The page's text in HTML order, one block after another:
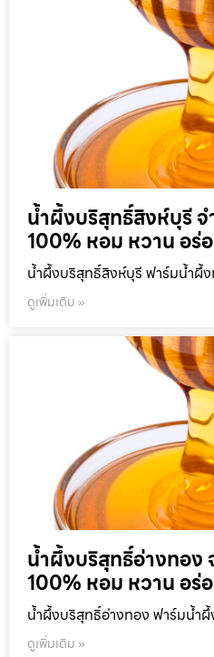
น้ำผึ้งบริสุทธิ์สิงห์บุรี
100% หอม หวาน อร่
น้ำผึ้งบริสุทธิ์สิงห์บุรี ฟาร์มน้ำผึ้
ดูเพิ่มเติม »
น้ำผึ้งบริสุทธิ์อ่างทอง
100% หอม หวาน อร่
น้ำผึ้งบริสุทธิ์อ่างทอง ฟาร์มน้ำ
ดูเพิ่มเติม »